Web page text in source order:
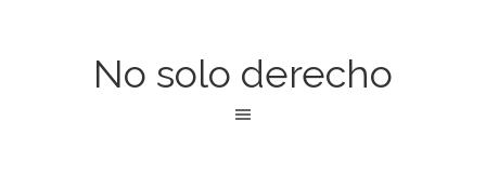
No solo derecho